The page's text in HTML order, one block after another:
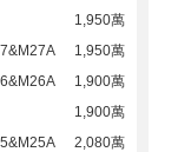
1,950萬
1,950萬
1,900萬
1,900萬
2,080萬